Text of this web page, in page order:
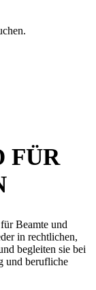
FÜR
Beamte und
in rechtlichen,
begleiten sie bei
und berufliche